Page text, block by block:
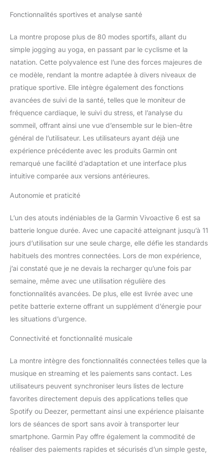
restez au top de votre
montre intelligente de
sport Garmin Vivoactive
informations
personnalisées sur la
récupération et les
performances. La
fonction de réveil
intelligent vous aide à
commencer la journée en
vous sentant rafraîchi,
tandis que le suivi
avancé vous permet de
plus fort ou faire une
l'entraînement ou d'une
montre d'exercice pour
vos mouvements
quotidiens, cette montre
intelligente vous permet
de rester au meilleur de
vous-même. Plus de 80
applications sportives et
entraînements
dynamiques : repoussez
intégrées, y compris la
natation et la
musculation. Cette
montre intelligente GPS
de fitness offre des
suggestions
d'entraînement
quotidiennes et des
animations guidées pour
garantir une bonne
Fonctionnalités sportives et analyse santé
La montre propose plus de 80 modes sportifs, allant du
simple jogging au yoga, en passant par le cyclisme et la
natation. Cette polyvalence est l’une des forces majeures de
ce modèle, rendant la montre adaptée à divers niveaux de
pratique sportive. Elle intègre également des fonctions
avancées de suivi de la santé, telles que le moniteur de
fréquence cardiaque, le suivi du stress, et l’analyse du
sommeil, offrant ainsi une vue d’ensemble sur le bien-être
général de l’utilisateur. Les utilisateurs ayant déjà une
expérience précédente avec les produits Garmin ont
remarqué une facilité d’adaptation et une interface plus
intuitive comparée aux versions antérieures.
Autonomie et praticité
L’un des atouts indéniables de la Garmin Vivoactive 6 est sa
batterie longue durée. Avec une capacité atteignant jusqu’à 11
jours d’utilisation sur une seule charge, elle défie les standards
habituels des montres connectées. Lors de mon expérience,
j’ai constaté que je ne devais la recharger qu’une fois par
semaine, même avec une utilisation régulière des
fonctionnalités avancées. De plus, elle est livrée avec une
petite batterie externe offrant un supplément d’énergie pour
les situations d’urgence.
Connectivité et fonctionnalité musicale
La montre intègre des fonctionnalités connectées telles que la
musique en streaming et les paiements sans contact. Les
utilisateurs peuvent synchroniser leurs listes de lecture
favorites directement depuis des applications telles que
Spotify ou Deezer, permettant ainsi une expérience plaisante
lors de séances de sport sans avoir à transporter leur
smartphone. Garmin Pay offre également la commodité de
réaliser des paiements rapides et sécurisés d’un simple geste,